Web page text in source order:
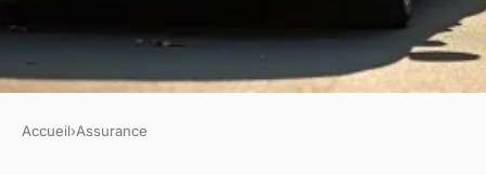
Accueil›Assurance